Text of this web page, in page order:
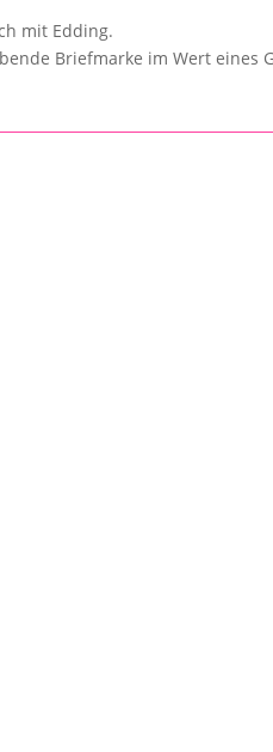
mit Edding.
Briefmarke im Wert eines